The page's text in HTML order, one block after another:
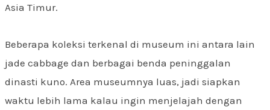
Asia Timur.
Beberapa koleksi terkenal di museum ini antara lain
jade cabbage dan berbagai benda peninggalan
dinasti kuno. Area museumnya luas, jadi siapkan
waktu lebih lama kalau ingin menjelajah dengan